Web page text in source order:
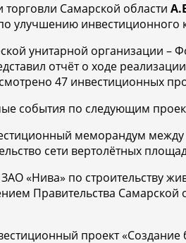
Самарской области
улучшению инвестиционного
унитарной организации –
отчёт о ходе
47 инвестиционных
события по следующим
меморандум
сети вертолётных
«Нива» по строительству
Правительства Самарской
проект